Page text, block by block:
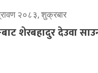
२०८३, शुक्रबार
शेरबहादुर देउवा